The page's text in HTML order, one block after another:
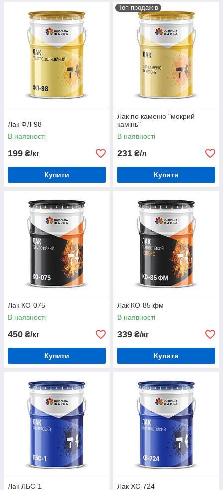
Лак ФЛ-98
В наявності
199 ₴/кг
Купити
Топ продажів
Лак по каменю "мокрий
камінь"
В наявності
231 ₴/л
Купити
Лак КО-075
В наявності
450 ₴/кг
Купити
Лак КО-85 фм
В наявності
339 ₴/кг
Купити
Лак ЛБС-1 Лак ХС-724